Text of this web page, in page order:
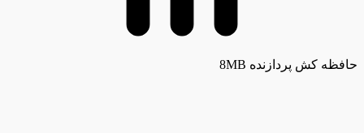
حافظه کش پردازنده 8MB